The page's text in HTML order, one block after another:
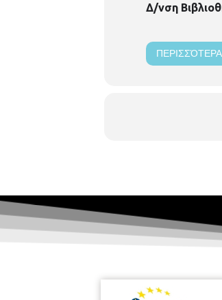
Δ/νση
ΠΕΡΙΣΣΌΤΕΡΑ